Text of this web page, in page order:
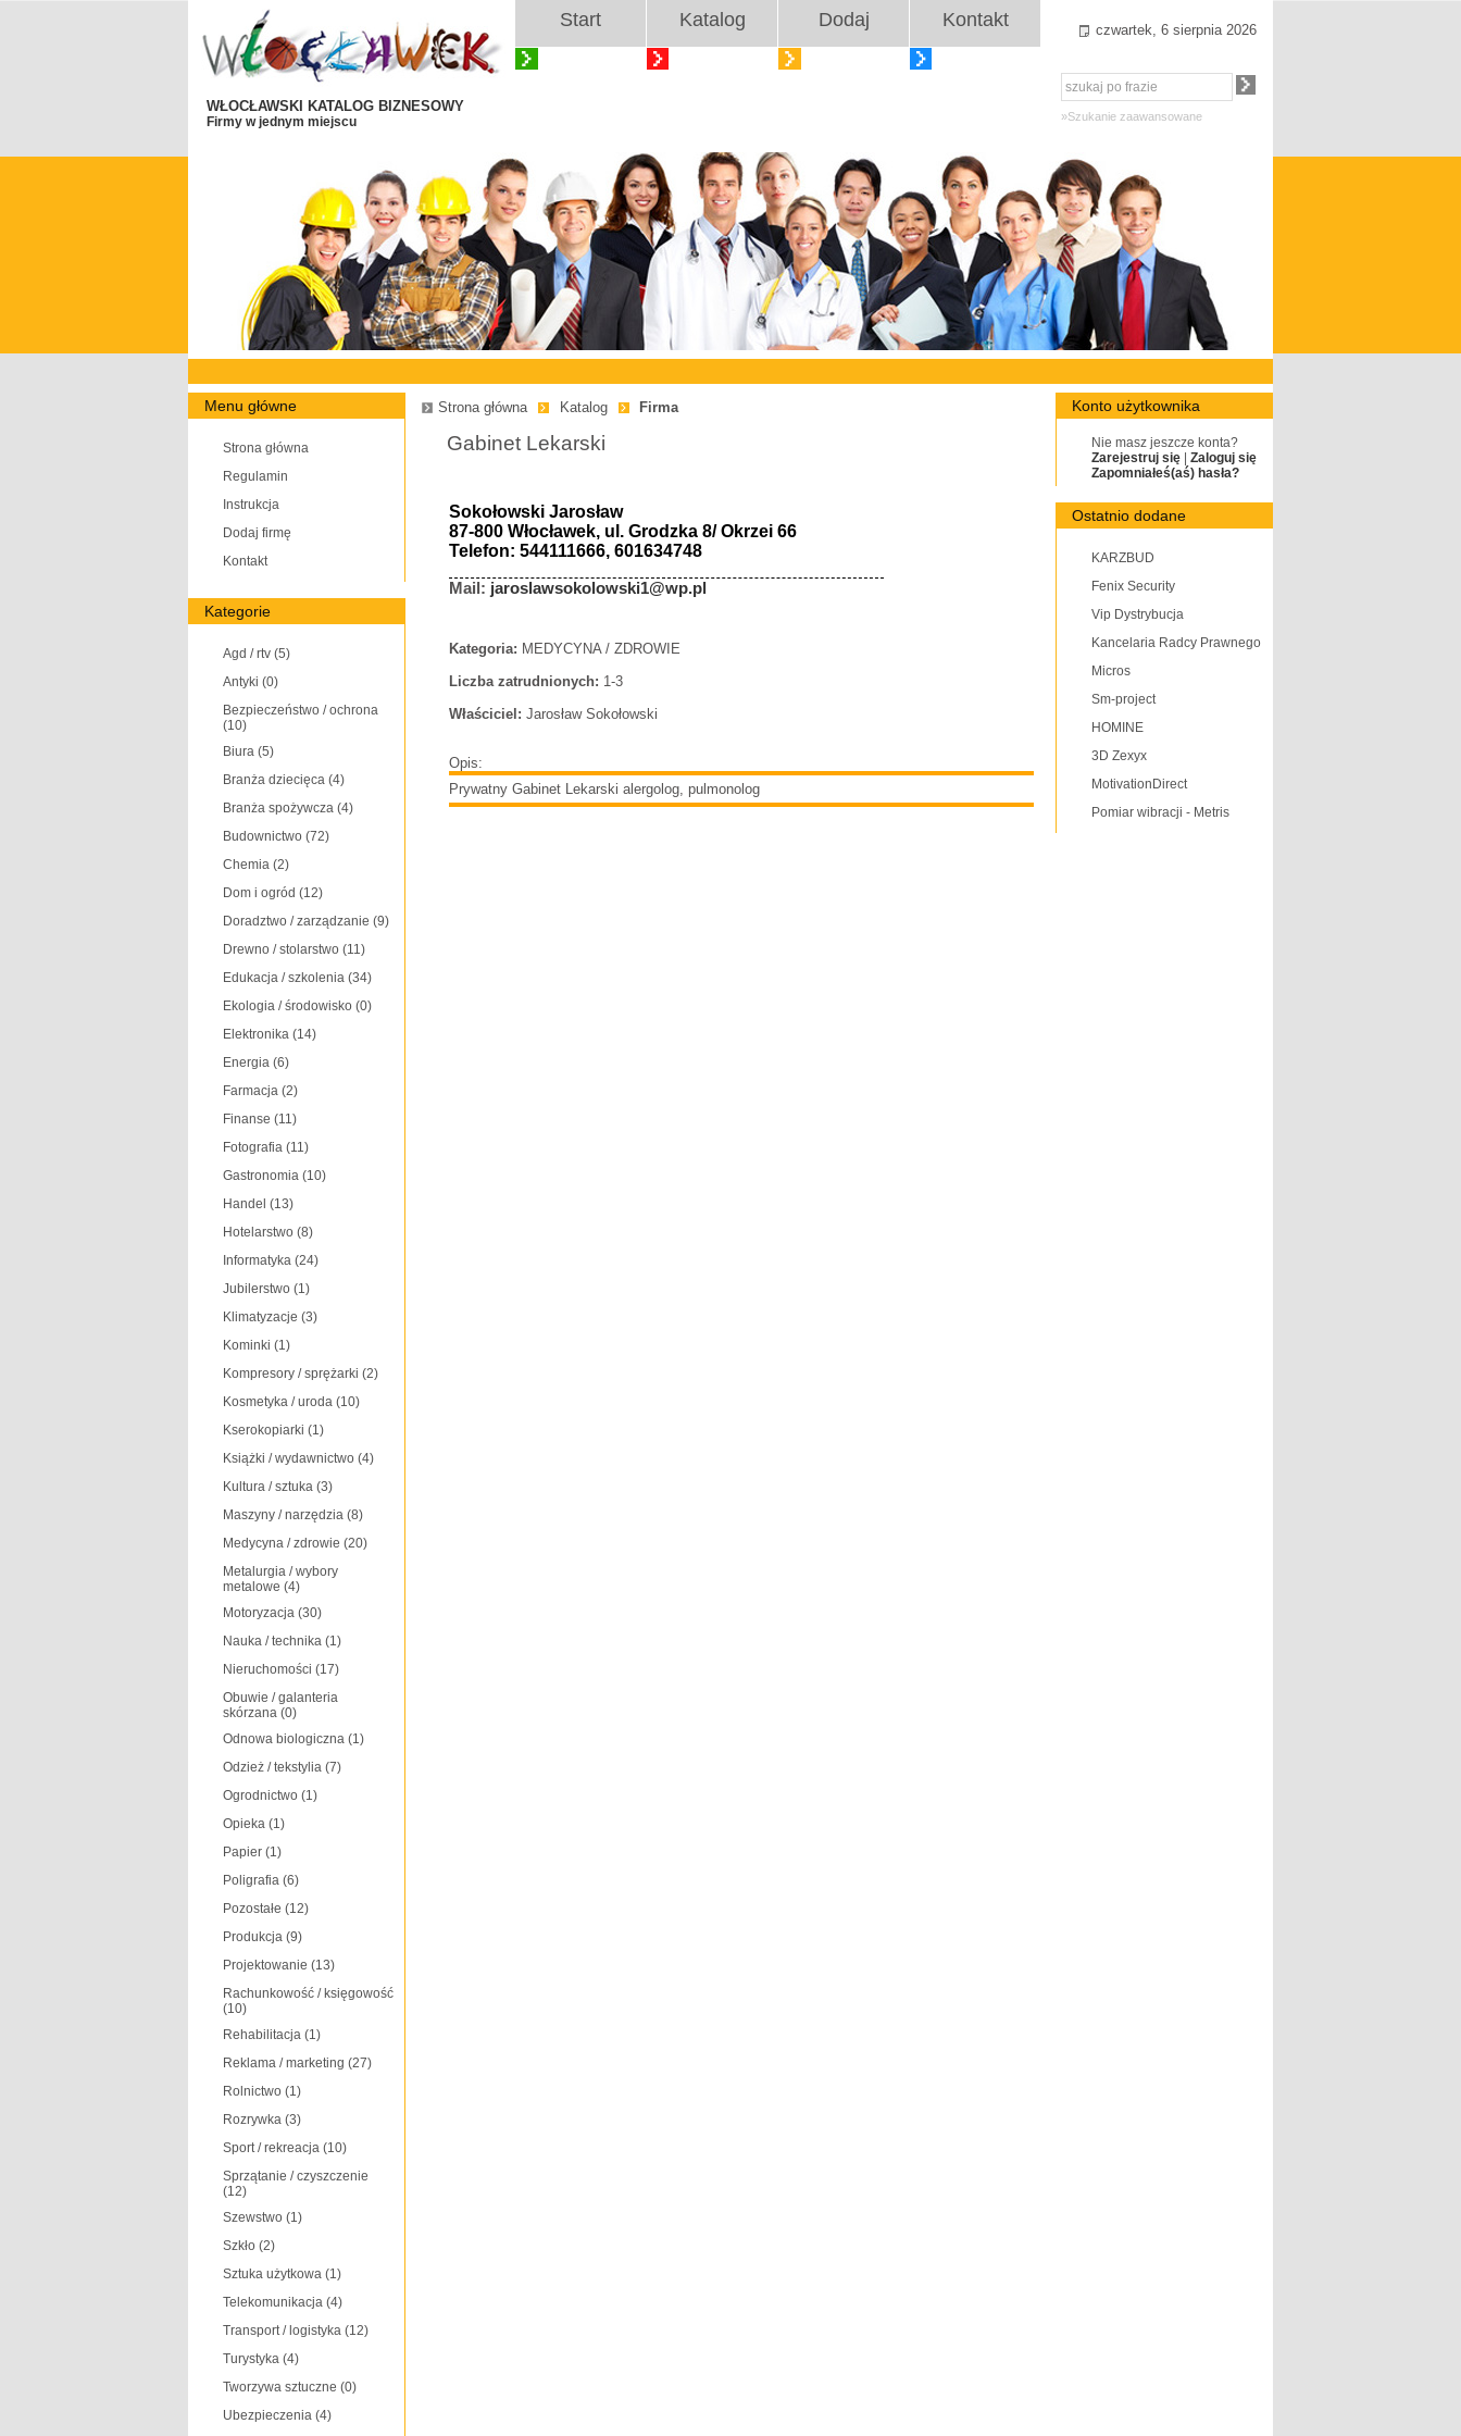
WŁOCŁAWSKI KATALOG BIZNESOWY
Firmy w jednym miejscu
Start Katalog Dodaj Kontakt czwartek, 6 sierpnia 2026
»Szukanie zaawansowane
Menu główne
Strona główna
Regulamin
Instrukcja
Dodaj firmę
Kontakt
Kategorie
Agd / rtv (5)
Antyki (0)
Bezpieczeństwo / ochrona
(10)
Biura (5)
Branża dziecięca (4)
Branża spożywcza (4)
Budownictwo (72)
Chemia (2)
Dom i ogród (12)
Doradztwo / zarządzanie (9)
Drewno / stolarstwo (11)
Edukacja / szkolenia (34)
Ekologia / środowisko (0)
Elektronika (14)
Energia (6)
Farmacja (2)
Finanse (11)
Fotografia (11)
Gastronomia (10)
Handel (13)
Hotelarstwo (8)
Informatyka (24)
Jubilerstwo (1)
Klimatyzacje (3)
Kominki (1)
Kompresory / sprężarki (2)
Kosmetyka / uroda (10)
Kserokopiarki (1)
Książki / wydawnictwo (4)
Kultura / sztuka (3)
Maszyny / narzędzia (8)
Medycyna / zdrowie (20)
Metalurgia / wybory
metalowe (4)
Motoryzacja (30)
Nauka / technika (1)
Nieruchomości (17)
Obuwie / galanteria
skórzana (0)
Odnowa biologiczna (1)
Odzież / tekstylia (7)
Ogrodnictwo (1)
Opieka (1)
Papier (1)
Poligrafia (6)
Pozostałe (12)
Produkcja (9)
Projektowanie (13)
Rachunkowość / księgowość
(10)
Rehabilitacja (1)
Reklama / marketing (27)
Rolnictwo (1)
Rozrywka (3)
Sport / rekreacja (10)
Sprzątanie / czyszczenie
(12)
Szewstwo (1)
Szkło (2)
Sztuka użytkowa (1)
Telekomunikacja (4)
Transport / logistyka (12)
Turystyka (4)
Tworzywa sztuczne (0)
Ubezpieczenia (4)
Strona główna Katalog Firma
Gabinet Lekarski
Sokołowski Jarosław
87-800 Włocławek, ul. Grodzka 8/ Okrzei 66
Telefon: 544111666, 601634748
Mail: jaroslawsokolowski1@wp.pl
Kategoria: MEDYCYNA / ZDROWIE
Liczba zatrudnionych: 1-3
Właściciel: Jarosław Sokołowski
Opis:
Prywatny Gabinet Lekarski alergolog, pulmonolog
Konto użytkownika
Nie masz jeszcze konta?
Zarejestruj się
Zaloguj się
Zapomniałeś(aś) hasła?
Ostatnio dodane
KARZBUD
Fenix Security
Vip Dystrybucja
Kancelaria Radcy Prawnego
Micros
Sm-project
HOMINE
3D Zexyx
MotivationDirect
Pomiar wibracji - Metris